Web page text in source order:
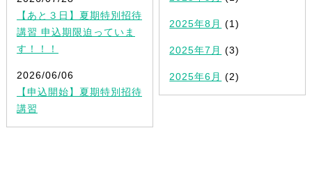
【あと３日】夏期特別招待
講習 申込期限迫っていま
す！！！
2026/06/06
【申込開始】夏期特別招待
講習
2025年8月 (1)
2025年7月 (3)
2025年6月 (2)